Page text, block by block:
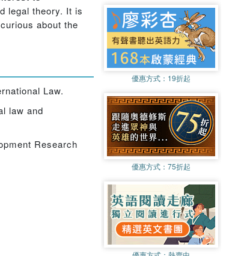
legal theory. It is
about the
Law.
law and
Research
優惠方式： 19折起
優惠方式： 75折起